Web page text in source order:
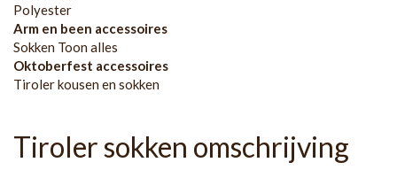
Polyester
Arm en been accessoires
Sokken Toon alles
Oktoberfest accessoires
Tiroler kousen en sokken
Tiroler sokken omschrijving